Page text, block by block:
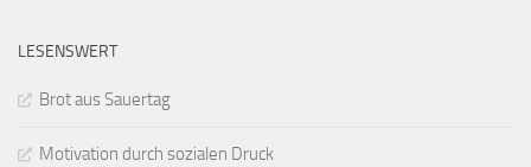
LESENSWERT
Brot aus Sauertag
Motivation durch sozialen Druck